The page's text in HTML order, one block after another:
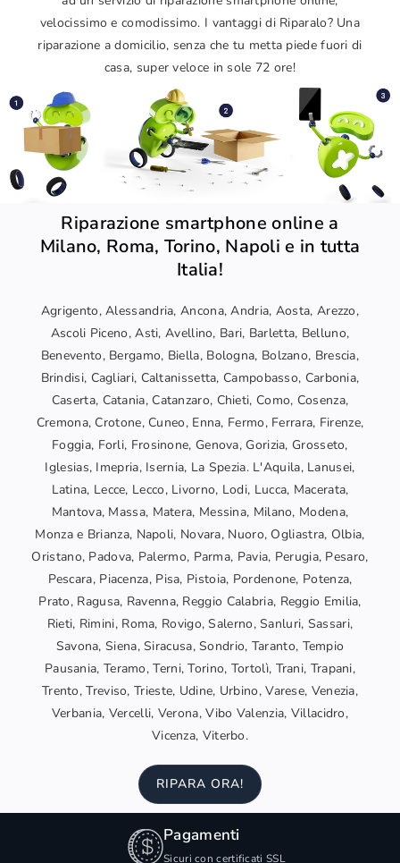
velocissimo e comodissimo. I vantaggi di Riparalo? Una
riparazione a domicilio, senza che tu metta piede fuori di
casa, super veloce in sole 72 ore!
Riparazione smartphone online a
Milano, Roma, Torino, Napoli e in tutta
Italia!
Agrigento, Alessandria, Ancona, Andria, Aosta, Arezzo,
Ascoli Piceno, Asti, Avellino, Bari, Barletta, Belluno,
Benevento, Bergamo, Biella, Bologna, Bolzano, Brescia,
Brindisi, Cagliari, Caltanissetta, Campobasso, Carbonia,
Caserta, Catania, Catanzaro, Chieti, Como, Cosenza,
Cremona, Crotone, Cuneo, Enna, Fermo, Ferrara, Firenze,
Foggia, Forli, Frosinone, Genova, Gorizia, Grosseto,
Iglesias, Imepria, Isernia, La Spezia. L'Aquila, Lanusei,
Latina, Lecce, Lecco, Livorno, Lodi, Lucca, Macerata,
Mantova, Massa, Matera, Messina, Milano, Modena,
Monza e Brianza, Napoli, Novara, Nuoro, Ogliastra, Olbia,
Oristano, Padova, Palermo, Parma, Pavia, Perugia, Pesaro,
Pescara, Piacenza, Pisa, Pistoia, Pordenone, Potenza,
Prato, Ragusa, Ravenna, Reggio Calabria, Reggio Emilia,
Rieti, Rimini, Roma, Rovigo, Salerno, Sanluri, Sassari,
Savona, Siena, Siracusa, Sondrio, Taranto, Tempio
Pausania, Teramo, Terni, Torino, Tortolì, Trani, Trapani,
Trento, Treviso, Trieste, Udine, Urbino, Varese, Venezia,
Verbania, Vercelli, Verona, Vibo Valenzia, Villacidro,
Vicenza, Viterbo.
RIPARA ORA!
Pagamenti
Sicuri con certificati SSL